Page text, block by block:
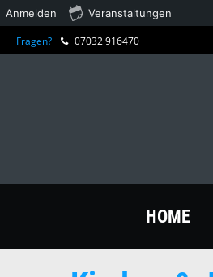
Fragen? 07032 916470
HOME
Anmelden Veranstaltungen